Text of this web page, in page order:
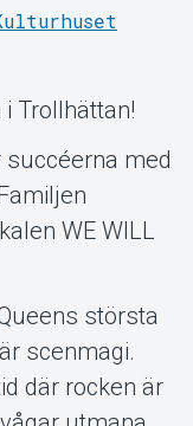
i Trollhättan!
succéerna med
WE WILL
största
scenmagi.
där rocken är